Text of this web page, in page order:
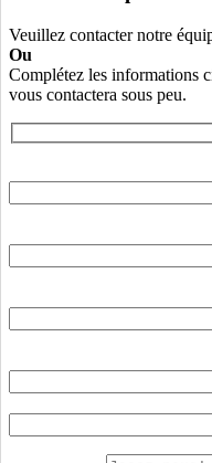
Veuillez contacter notre
Ou
Complétez les informations
vous contactera sous peu.